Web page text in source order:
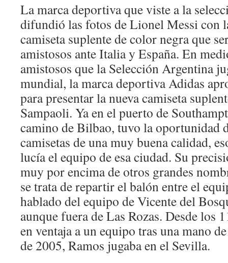
La marca deportiva que viste a la
difundió las fotos de Lionel Messi con
camiseta suplente de color negra que
amistosos ante Italia y España. En
amistosos que la Selección Argentina
mundial, la marca deportiva Adidas
para presentar la nueva camiseta
Sampaoli. Ya en el puerto de
camino de Bilbao, tuvo la oportunidad
camisetas de una muy buena calidad,
lucía el equipo de esa ciudad. Su
muy por encima de otros grandes
se trata de repartir el balón entre el
hablado del equipo de Vicente del
aunque fuera de Las Rozas. Desde los
en ventaja a un equipo tras una mano
de 2005, Ramos jugaba en el Sevilla.